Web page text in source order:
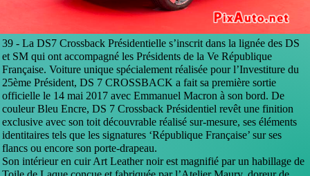
39 -La DS7 Crossback Présidentielle s’inscrit dans la lignée des DS
et SM qui ont accompagné les Présidents de la Ve République
Française. Voiture unique spécialement réalisée pour l’Investiture du
25ème Président, DS 7 CROSSBACK a fait sa première sortie
officielle le 14 mai 2017 avec Emmanuel Macron à son bord. De
couleur Bleu Encre, DS 7 Crossback Présidentiel revêt une finition
exclusive avec son toit découvrable réalisé sur-mesure, ses éléments
identitaires tels que les signatures ‘République Française’ sur ses
flancs ou encore son porte-drapeau.
Son intérieur en cuir Art Leather noir est magnifié par un habillage de